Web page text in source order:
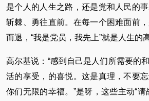
是个人的人生之路，还是党和人民的
斩棘、勇往直前。在每一个困难面前
而退，“我是党员，我先上”就是人生的
高尔基说：“感到自己是人们所需要
活的享受，的喜悦。这是真理，不要
你们无限的幸福。”是呀，这些主动“